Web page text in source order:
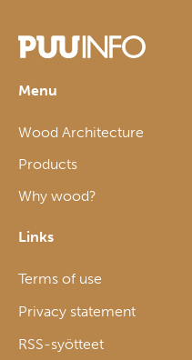
Menu
Wood Architecture
Products
Why wood?
Links
Terms of use
Privacy statement
RSS-syötteet